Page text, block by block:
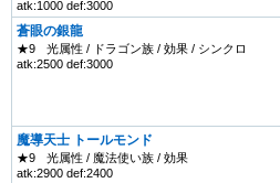
atk:1000 def:3000
蒼眼の銀龍
★9
光属性 / ドラゴン族 / 効果 / シンクロ
atk:2500 def:3000
魔導天士 トールモンド
★9
光属性 / 魔法使い族 / 効果
atk:2900 def:2400